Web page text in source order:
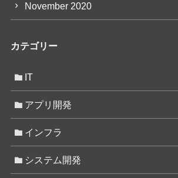
November 2020
カテゴリー
IT
アプリ開発
インフラ
システム開発